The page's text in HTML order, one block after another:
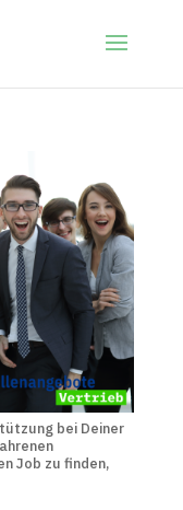
bei Deiner
Job zu finden,